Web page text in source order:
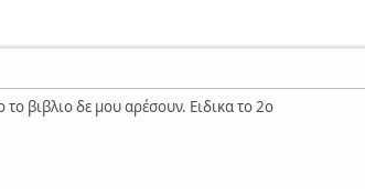
βιβλιο δε μου αρέσουν. Ειδικα το 2ο